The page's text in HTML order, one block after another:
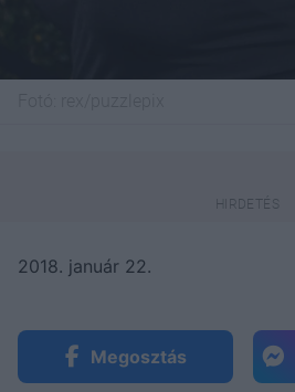
2018. január 22.
Megosztás